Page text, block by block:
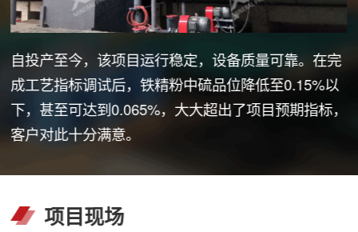
自投产至今，该项目运行稳定，设备质量可靠。在完
成工艺指标调试后，铁精粉中硫品位降低至0.15%以
下，甚至可达到0.065%，大大超出了项目预期指标，
客户对此十分满意。
项目现场